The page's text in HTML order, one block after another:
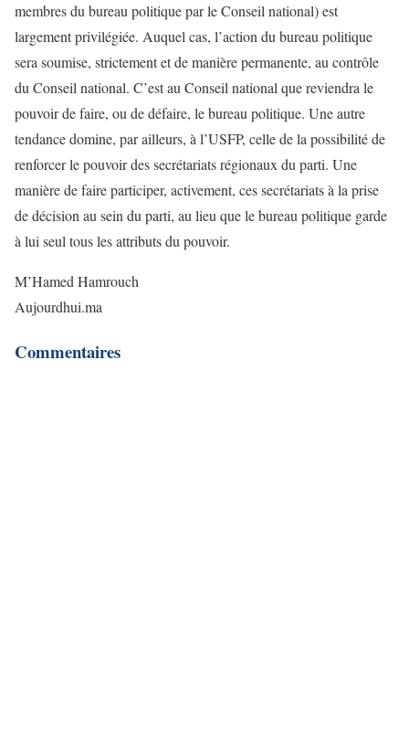
membres du bureau politique par le Conseil national) est
largement privilégiée. Auquel cas, l’action du bureau politique
sera soumise, strictement et de manière permanente, au contrôle
du Conseil national. C’est au Conseil national que reviendra le
pouvoir de faire, ou de défaire, le bureau politique. Une autre
tendance domine, par ailleurs, à l’USFP, celle de la possibilité de
renforcer le pouvoir des secrétariats régionaux du parti. Une
manière de faire participer, activement, ces secrétariats à la prise
de décision au sein du parti, au lieu que le bureau politique garde
à lui seul tous les attributs du pouvoir.
M’Hamed Hamrouch
Aujourdhui.ma
Commentaires